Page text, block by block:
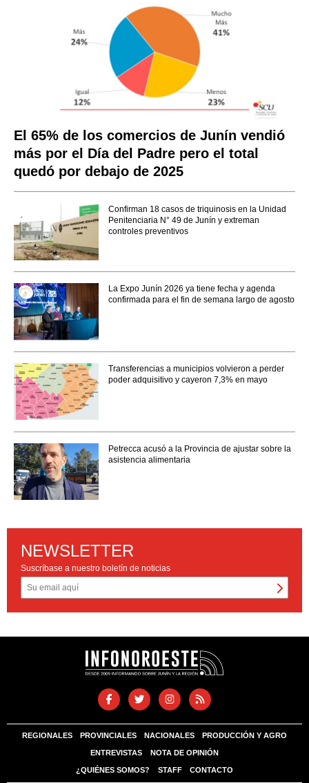
El 65% de los comercios de Junín vendió
más por el Día del Padre pero el total
quedó por debajo de 2025
Confirman 18 casos de triquinosis en la Unidad
Penitenciaria N° 49 de Junín y extreman
controles preventivos
La Expo Junín 2026 ya tiene fecha y agenda
confirmada para el fin de semana largo de agosto
Transferencias a municipios volvieron a perder
poder adquisitivo y cayeron 7,3% en mayo
Petrecca acusó a la Provincia de ajustar sobre la
asistencia alimentaria
NEWSLETTER
Suscríbase a nuestro boletín de noticias
REGIONALES PROVINCIALES NACIONALES PRODUCCIÓN Y AGRO
ENTREVISTAS NOTA DE OPINIÓN
¿QUIÉNES SOMOS? STAFF CONTACTO